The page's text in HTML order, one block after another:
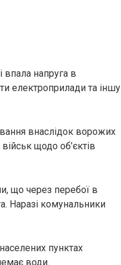
напруга в
електроприлади та іншу
внаслідок ворожих
щодо об’єктів
що через перебої в
Наразі комунальники
пунктах
води.